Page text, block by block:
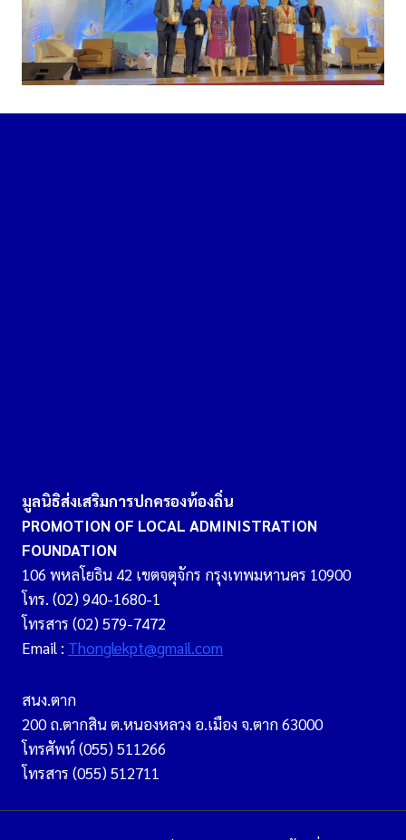
มูลนิธิส่งเสริมการปกครองท้องถิ่น
PROMOTION OF LOCAL ADMINISTRATION
FOUNDATION
106 พหลโยธิน 42 เขตจตุจักร กรุงเทพมหานคร 10900
โทร. (02) 940-1680-1
โทรสาร (02) 579-7472
Email : Thonglekpt@gmail.com
สนง.ตาก
200 ถ.ตากสิน ต.หนองหลวง อ.เมือง จ.ตาก 63000
โทรศัพท์ (055) 511266
โทรสาร (055) 512711